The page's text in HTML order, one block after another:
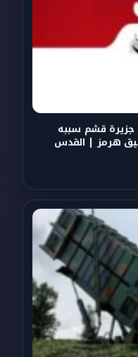
جزيرة قشم سببه
هرمز | القدس